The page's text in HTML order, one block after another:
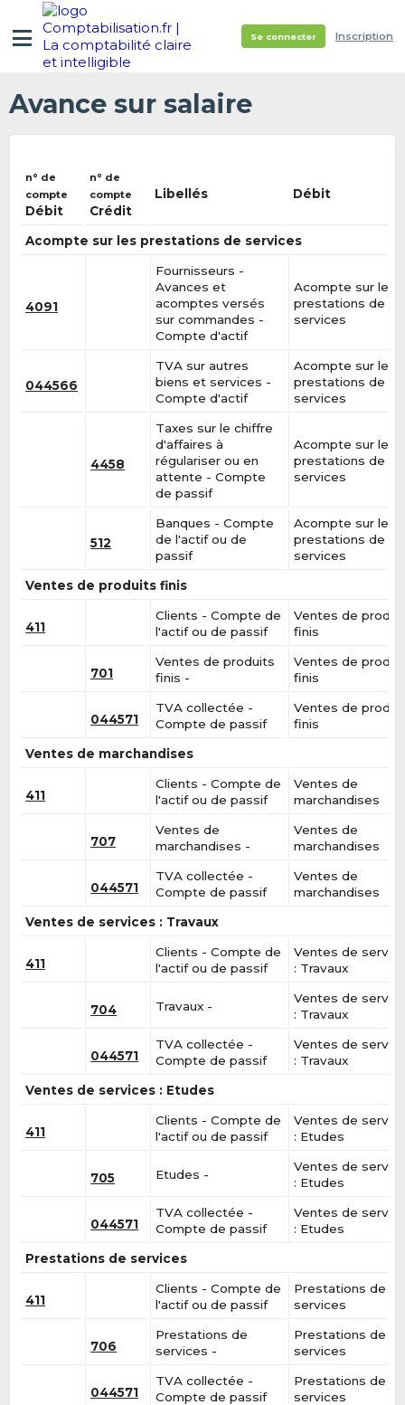
Se connecter Inscription
Avance sur salaire
n° de
compte
Débit
n° de
compte
Crédit
Libellés Débit
Acompte sur les prestations de services
4091
Fournisseurs -
Avances et
acomptes versés
sur commandes -
Compte d'actif
Acompte sur les
prestations de
services
044566
TVA sur autres
biens et services -
Compte d'actif
Acompte sur les
prestations de
services
4458
Taxes sur le chiffre
d'affaires à
régulariser ou en
attente - Compte
de passif
Acompte sur les
prestations de
services
512
Banques - Compte
de l'actif ou de
passif
Acompte sur les
prestations de
services
Ventes de produits finis
411
Clients - Compte de
l'actif ou de passif
Ventes de
finis
701
Ventes de produits
finis -
Ventes de
finis
044571
TVA collectée -
Compte de passif
Ventes de
finis
Ventes de marchandises
411
Clients - Compte de
l'actif ou de passif
Ventes de
marchandises
707
Ventes de
marchandises -
Ventes de
marchandises
044571
TVA collectée -
Compte de passif
Ventes de
marchandises
Ventes de services : Travaux
411
Clients - Compte de
l'actif ou de passif
Ventes de
: Travaux
704 Travaux -
Ventes de
: Travaux
044571
TVA collectée -
Compte de passif
Ventes de
: Travaux
Ventes de services : Etudes
411
Clients - Compte de
l'actif ou de passif
Ventes de
: Etudes
705 Etudes -
Ventes de
: Etudes
044571
TVA collectée -
Compte de passif
Ventes de
: Etudes
Prestations de services
411
Clients - Compte de
l'actif ou de passif
Prestations de
services
706
Prestations de
services -
Prestations de
services
044571
TVA collectée -
Compte de passif
Prestations de
services